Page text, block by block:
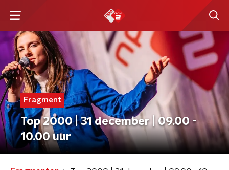
Fragment
Top 2000 | 31 december | 09.00 -
10.00 uur